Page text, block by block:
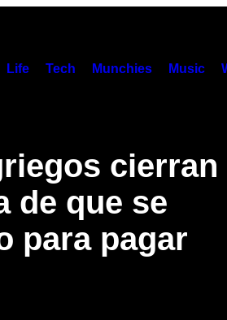
Life Tech Munchies Music
cierran
de que se
para pagar